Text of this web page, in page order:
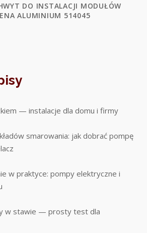
DO INSTALACJI MODUŁÓW
ALUMINIUM 514045
— instalacje dla domu i firmy
smarowania: jak dobrać pompę
w praktyce: pompy elektryczne i
w stawie — prosty test dla